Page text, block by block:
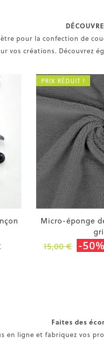
pour la confection de
vos créations. Découvrez
Micro-éponge
15,00 € -50%
PRIX RÉDUIT !
Faites des
en ligne et fabriquez vos